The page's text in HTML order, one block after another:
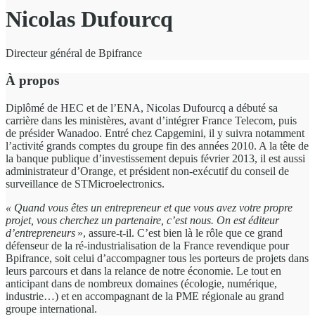
Nicolas Dufourcq
Directeur général de Bpifrance
À propos
Diplômé de HEC et de l’ENA, Nicolas Dufourcq a débuté sa
carrière dans les ministères, avant d’intégrer France Telecom, puis
de présider Wanadoo. Entré chez Capgemini, il y suivra notamment
l’activité grands comptes du groupe fin des années 2010. A la tête de
la banque publique d’investissement depuis février 2013, il est aussi
administrateur d’Orange, et président non-exécutif du conseil de
surveillance de STMicroelectronics.
« Quand vous êtes un entrepreneur et que vous avez votre propre
projet, vous cherchez un partenaire, c’est nous. On est éditeur
d’entrepreneurs », assure-t-il. C’est bien là le rôle que ce grand
défenseur de la ré-industrialisation de la France revendique pour
Bpifrance, soit celui d’accompagner tous les porteurs de projets dans
leurs parcours et dans la relance de notre économie. Le tout en
anticipant dans de nombreux domaines (écologie, numérique,
industrie…) et en accompagnant de la PME régionale au grand
groupe international.